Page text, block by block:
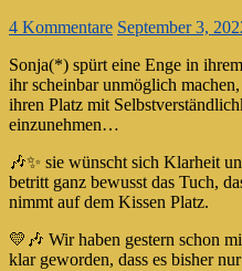
4 Kommentare September 3,
Sonja(*) spürt eine Enge in
ihr scheinbar unmöglich
ihren Platz mit
einzunehmen…
🎶✨ sie wünscht sich Klarheit
betritt ganz bewusst das Tuch,
nimmt auf dem Kissen Platz.
💛🎶 Wir haben gestern schon
klar geworden, dass es bisher